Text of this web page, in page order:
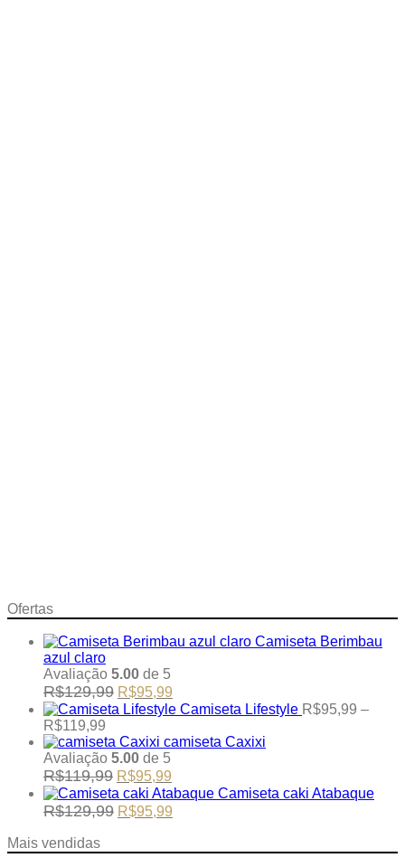
This
product
has
multiple
variants.
options
chosen
product
Ofertas
Camiseta Berimbau
azul claro
Avaliação 5.00 de 5
R$129,99 Original
price
R$129,99.
R$95,99
price
R$95,99.
Camiseta Lifestyle R$95,99 –
R$119,99
range:
R$95,99
through
R$119,99
camiseta Caxixi
Avaliação 5.00 de 5
R$119,99 Original
price
was:
R$119,99.
R$95,99
price
is:
R$95,99.
Camiseta caki Atabaque
R$129,99 Original
R$129,99.
R$95,99
R$95,99.
Mais vendidas